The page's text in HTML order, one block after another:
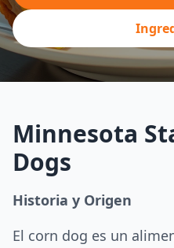
Minnesota
Dogs
Historia y Origen
El corn dog es un